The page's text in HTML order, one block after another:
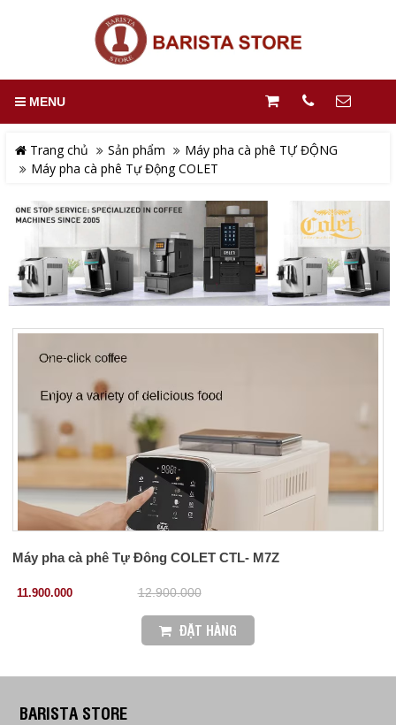
MENU
Trang chủ Sản phẩm
Máy pha cà phê TỰ ĐỘNG
Máy pha cà phê Tự Động COLET
Máy pha cà phê Tự Đông COLET CTL- M7Z
11.900.000 12.900.000
ĐẶT HÀNG
BARISTA STORE